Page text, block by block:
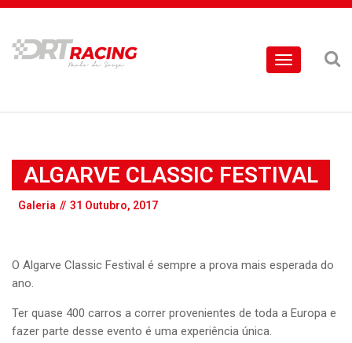
Toggle
ALGARVE CLASSIC FESTIVAL
Galeria // 31 Outubro, 2017
O Algarve Classic Festival é sempre a prova mais esperada do
ano.
Ter quase 400 carros a correr provenientes de toda a Europa e
fazer parte desse evento é uma experiência única.